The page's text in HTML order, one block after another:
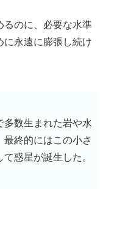
るのに、必要な水準
に永遠に膨張し続け
多数生まれた岩や水
終的にはこの小さ
惑星が誕生した。